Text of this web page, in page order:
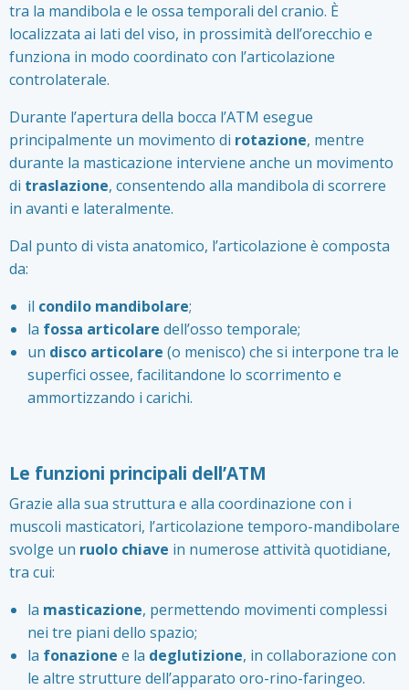
tra la mandibola e le ossa temporali del cranio. È
localizzata ai lati del viso, in prossimità dell’orecchio e
funziona in modo coordinato con l’articolazione
controlaterale.
Durante l’apertura della bocca l’ATM esegue
principalmente un movimento di rotazione, mentre
durante la masticazione interviene anche un movimento
di traslazione, consentendo alla mandibola di scorrere
in avanti e lateralmente.
Dal punto di vista anatomico, l’articolazione è composta
da:
il condilo mandibolare;
la fossa articolare dell’osso temporale;
un disco articolare (o menisco) che si interpone tra le
superfici ossee, facilitandone lo scorrimento e
ammortizzando i carichi.
Le funzioni principali dell’ATM
Grazie alla sua struttura e alla coordinazione con i
muscoli masticatori, l’articolazione temporo-mandibolare
svolge un ruolo chiave in numerose attività quotidiane,
tra cui:
la masticazione, permettendo movimenti complessi
nei tre piani dello spazio;
la fonazione e la deglutizione, in collaborazione con
le altre strutture dell’apparato oro-rino-faringeo.